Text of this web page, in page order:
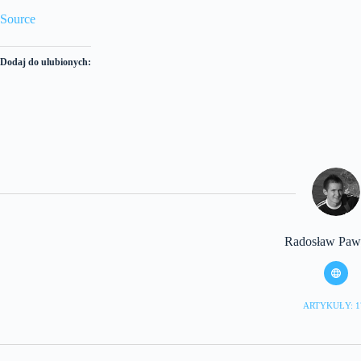
Source
Dodaj do ulubionych:
Radosław
ARTYKUŁY: